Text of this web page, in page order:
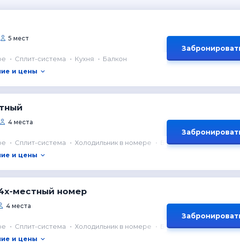
5 мест
Сплит-система Кухня
Балкон
и цены
4 места
Сплит-система Холодильник в номере
Балкон
и цены
местный номер
4 места
Сплит-система Холодильник в номере
Балкон
и цены